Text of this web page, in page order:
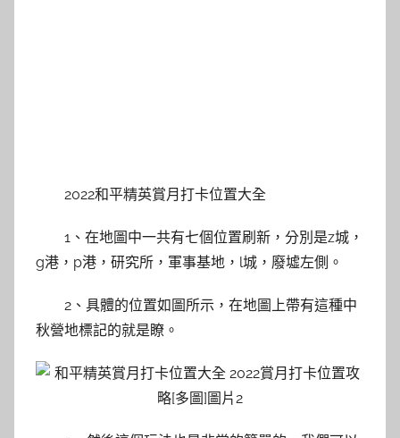
2022和平精英賞月打卡位置大全
1、在地圖中一共有七個位置刷新，分別是z城，
g港，p港，研究所，軍事基地，l城，廢墟左側。
2、具體的位置如圖所示，在地圖上帶有這種中
秋營地標記的就是瞭。